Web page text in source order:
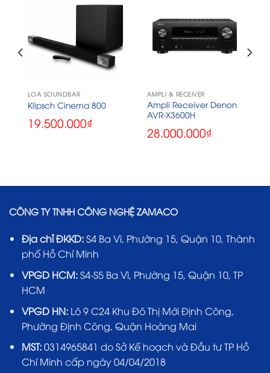
LOA SOUNDBAR
Klipsch Cinema 800
19.500.000₫
AMPLI & RECEIVER
Ampli Receiver Denon
AVR-X3600H
28.000.000₫
CÔNG TY TNHH CÔNG NGHỆ ZAMACO
Địa chỉ ĐKKD:S4 Ba Vì, Phường 15, Quận 10, Thành
phố Hồ Chí Minh
VPGD HCM:S4-S5 Ba Vì, Phường 15, Quận 10, TP
HCM
VPGD HN:Lô 9 C24 Khu Đô Thị Mới Định Công,
Phường Định Công, Quận Hoàng Mai
MST:0314965841 do Sở Kế hoạch và Đầu tư TP Hồ
Chí Minh cấp ngày 04/04/2018